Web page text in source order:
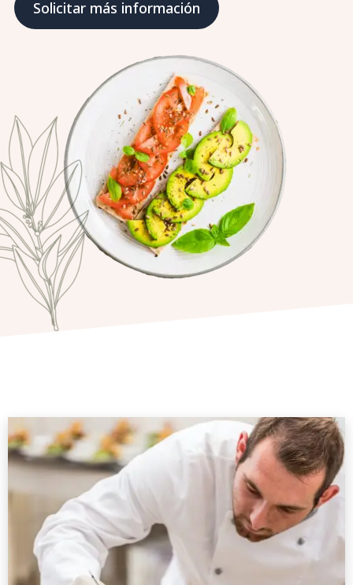
Solicitar más información